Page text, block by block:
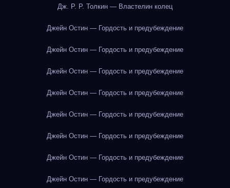
Дж. Р. Р. Толкин — Властелин колец
Джейн Остин — Гордость и предубеждение
Джейн Остин — Гордость и предубеждение
Джейн Остин — Гордость и предубеждение
Джейн Остин — Гордость и предубеждение
Джейн Остин — Гордость и предубеждение
Джейн Остин — Гордость и предубеждение
Джейн Остин — Гордость и предубеждение
Джейн Остин — Гордость и предубеждение